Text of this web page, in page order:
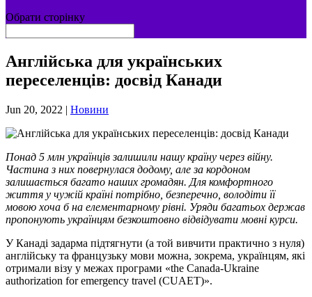
Обрати сторінку
Англійська для українських
переселенців: досвід Канади
Jun 20, 2022 | Новини
Понад 5 млн українців залишили нашу країну через війну.
Частина з них повернулася додому, але за кордоном
залишається багато наших громадян. Для комфортного
життя у чужій країні потрібно, безперечно, володіти її
мовою хоча б на елементарному рівні. Уряди багатьох держав
пропонують українцям безкоштовно відвідувати мовні курси.
У Канаді задарма підтягнути (а той вивчити практично з нуля)
англійську та французьку мови можна, зокрема, українцям, які
отримали візу у межах програми «the Canada-Ukraine
authorization for emergency travel (CUAET)».